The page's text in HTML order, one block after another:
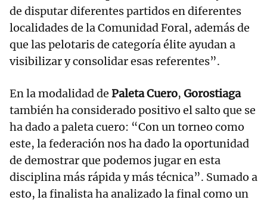
de disputar diferentes partidos en diferentes
localidades de la Comunidad Foral, además de
que las pelotaris de categoría élite ayudan a
visibilizar y consolidar esas referentes”.
En la modalidad de Paleta Cuero, Gorostiaga
también ha considerado positivo el salto que se
ha dado a paleta cuero: “Con un torneo como
este, la federación nos ha dado la oportunidad
de demostrar que podemos jugar en esta
disciplina más rápida y más técnica”. Sumado a
esto, la finalista ha analizado la final como un